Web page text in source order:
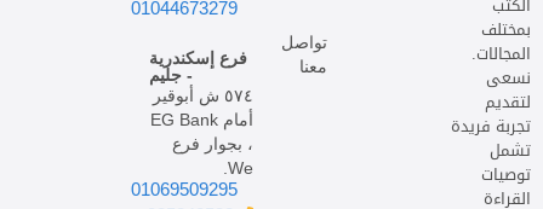
بمختلف
المجالات.
نسعى
لتقديم
تجربة فريدة
تشمل
توصيات
القراءة
تواصل
معنا
01044673279
فرع إسكندرية
- جليم
٥٧٤ ش أبوقير
أمام EG Bank
، بجوار فرع
We.
01069509295